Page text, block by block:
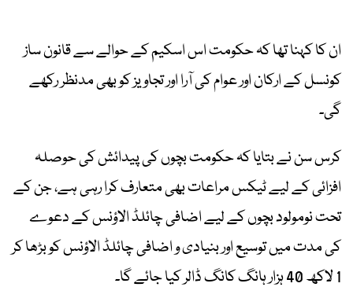
ان کا کہنا تھا کہ حکومت اس اسکیم کے حوالے سے قانون ساز
کونسل کے ارکان اور عوام کی آرا اور تجاویز کو بھی مدنظر رکھے
گی۔
کرس سن نے بتایا کہ حکومت بچوں کی پیدائش کی حوصلہ
افزائی کے لیے ٹیکس مراعات بھی متعارف کرا رہی ہے، جن کے
تحت نومولود بچوں کے لیے اضافی چائلڈ الاؤنس کے دعوے
کی مدت میں توسیع اور بنیادی و اضافی چائلڈ الاؤنس کو بڑھا کر
1 لاکھ 40 ہزار ہانگ کانگ ڈالر کیا جائے گا۔